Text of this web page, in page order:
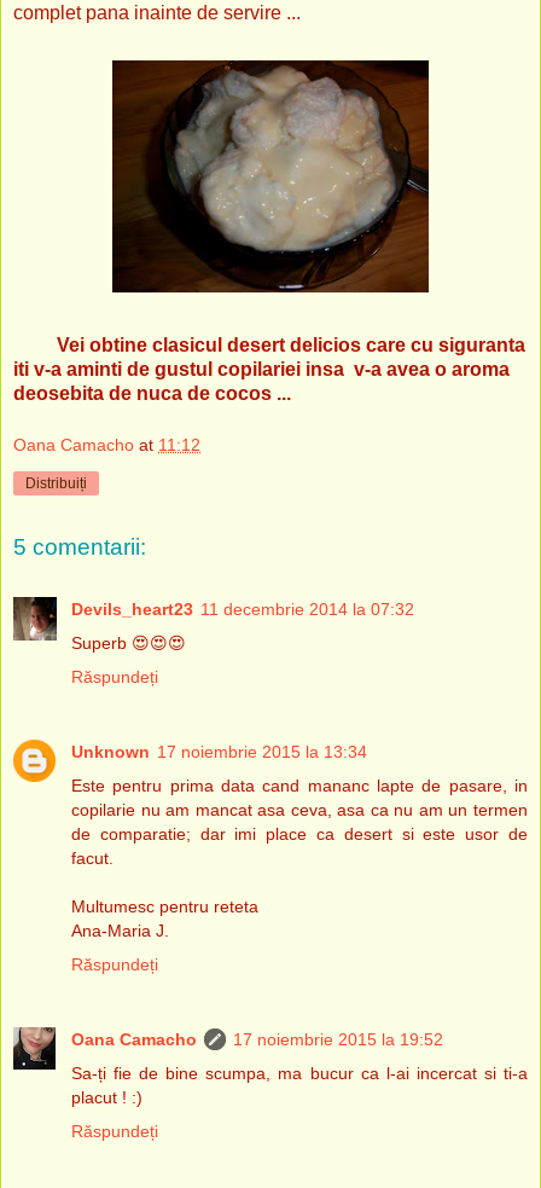
complet pana inainte de servire ...
Vei obtine clasicul desert delicios care cu siguranta
iti v-a aminti de gustul copilariei insa v-a avea o aroma
deosebita de nuca de cocos ...
Oana Camacho at 11:12
Distribuiți
5 comentarii:
Devils_heart23 11 decembrie 2014 la 07:32
Superb 😍😍😍
Răspundeți
Unknown 17 noiembrie 2015 la 13:34
Este pentru prima data cand mananc lapte de pasare, in
copilarie nu am mancat asa ceva, asa ca nu am un termen
de comparatie; dar imi place ca desert si este usor de
facut.
Multumesc pentru reteta
Ana-Maria J.
Răspundeți
Oana Camacho
17 noiembrie 2015 la 19:52
Sa-ți fie de bine scumpa, ma bucur ca l-ai incercat si ti-a
placut ! :)
Răspundeți